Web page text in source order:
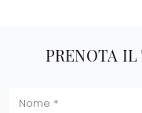
PRENOTA